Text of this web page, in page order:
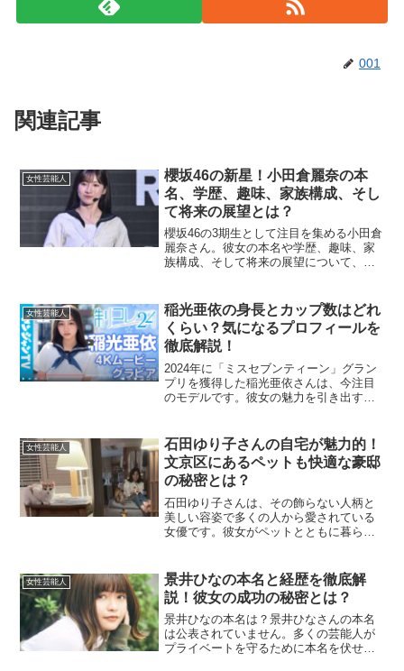
001
関連記事
女性芸能人
櫻坂46の新星！小田倉麗奈の本
名、学歴、趣味、家族構成、そし
て将来の展望とは？
櫻坂46の3期生として注目を集める小田倉
麗奈さん。彼女の本名や学歴、趣味、家
族構成、そして将来の展望について、詳
名は？小田倉麗奈さんの本名は、芸名と
同じ「小田倉麗奈（お...
女性芸能人
稲光亜依の身長とカップ数はどれ
くらい？気になるプロフィールを
徹底解説！
2024年に「ミスセブンティーン」グラン
プリを獲得した稲光亜依さんは、今注目
のモデルです。彼女の魅力を引き出す重
はどれくらいですか？稲光亜依さんの身
長は165cmです。...
女性芸能人
石田ゆり子さんの自宅が魅力的！
文京区にあるペットも快適な豪邸
の秘密とは？
石田ゆり子さんは、その飾らない人柄と
美しい容姿で多くの人から愛されている
女優です。彼女がペットとともに暮らす
宅について「場所」「外観」「間取り」
「インテリア」「建築のエ...
女性芸能人
景井ひなの本名と経歴を徹底解
説！彼女の成功の秘密とは？
景井ひなの本名は？景井ひなさんの本名
は公表されていません。多くの芸能人が
プライベートを守るために本名を伏せる